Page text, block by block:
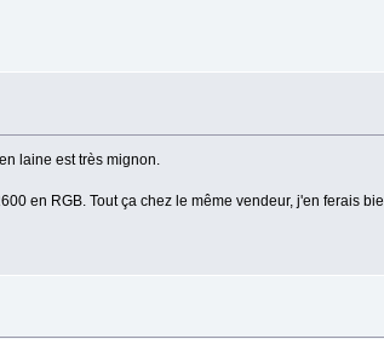
laine est très mignon.
en RGB. Tout ça chez le même vendeur, j'en ferais